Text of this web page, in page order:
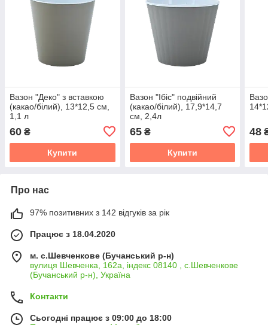
Вазон "Деко" з вставкою
(какао/білий), 13*12,5 см,
1,1 л
60 ₴
Купити
Вазон "Ібіс" подвійний
(какао/білий), 17,9*14,7
см, 2,4л
65₴
Купити
48
Про нас
97% позитивних з 142 відгуків за рік
Працює з 18.04.2020
м. с.Шевченкове (Бучанський р-н)
вулиця Шевченка, 162а, індекс 08140 , с.Шевченкове
(Бучанський р-н), Україна
Контакти
Сьогодні працює з 09:00 до 18:00